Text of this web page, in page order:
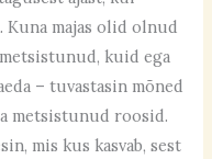
Kuna majas olid olnud
kuid ega
– tuvastasin mõned
metsistunud roosid.
mis kus kasvab, sest